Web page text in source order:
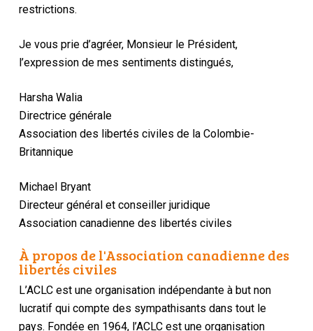
restrictions.
Je vous prie d’agréer, Monsieur le Président,
l’expression de mes sentiments distingués,
Harsha Walia
Directrice générale
Association des libertés civiles de la Colombie-
Britannique
Michael Bryant
Directeur général et conseiller juridique
Association canadienne des libertés civiles
À propos de l'Association canadienne des
libertés civiles
L’ACLC est une organisation indépendante à but non
lucratif qui compte des sympathisants dans tout le
pays. Fondée en 1964, l’ACLC est une organisation